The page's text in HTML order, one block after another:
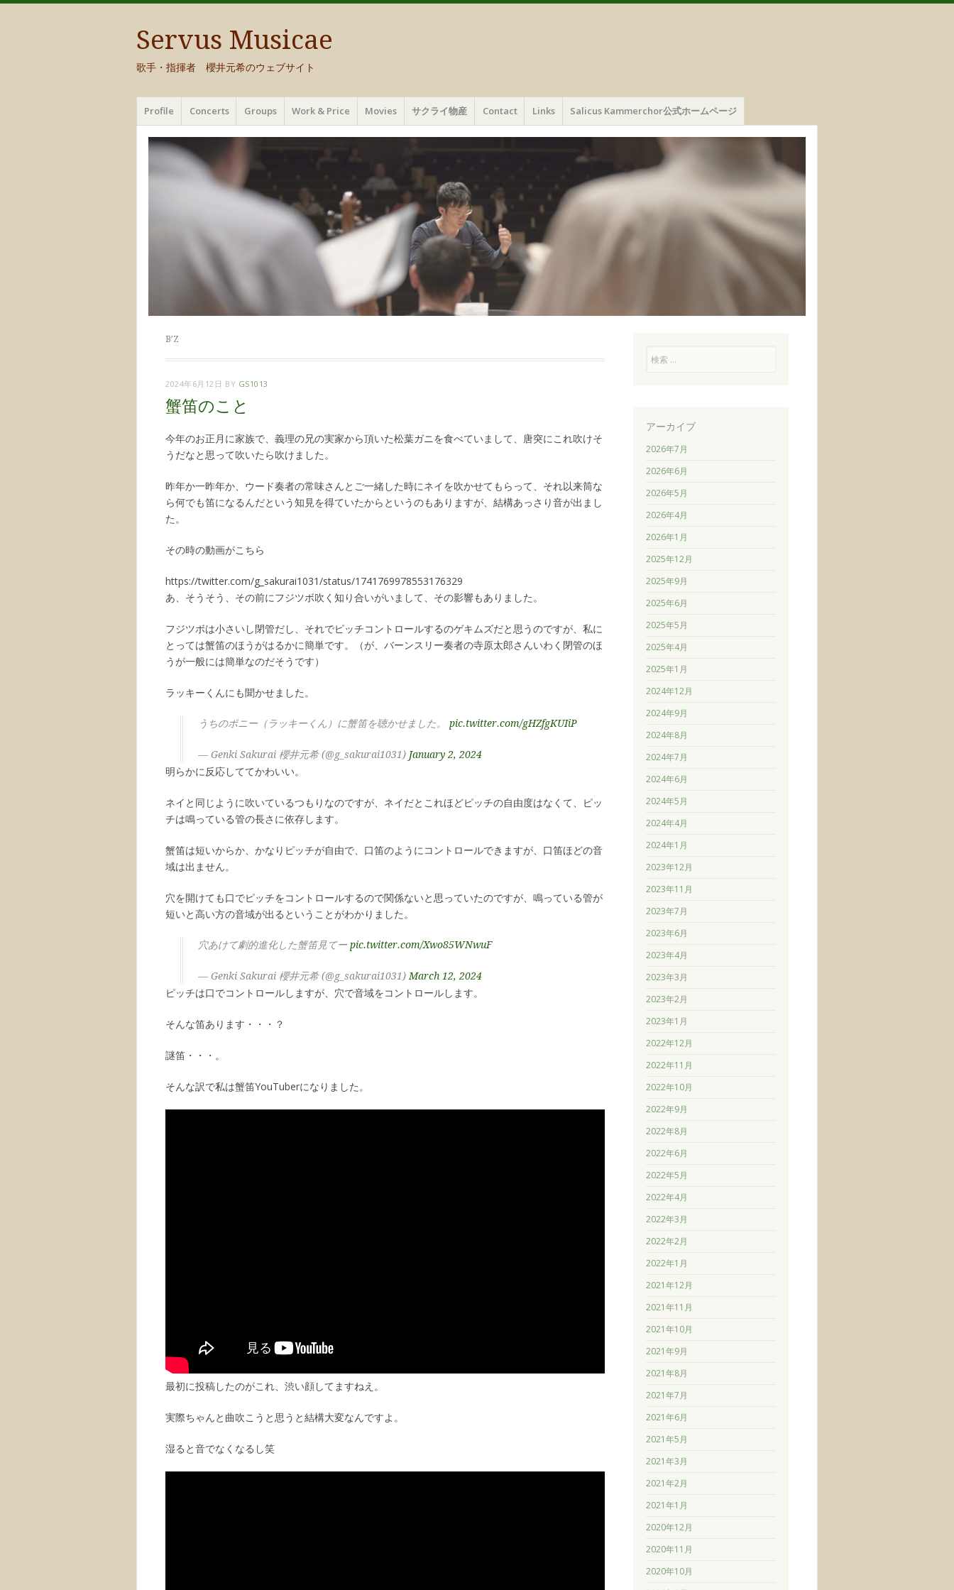
Servus Musicae
歌手・指揮者 櫻井元希のウェブサイト
メ
ニ
コ
ンProfile Concerts Groups Work & Price Movies サクライ物産 Contact Links Salicus Kammerchor公式ホームページ
B’Z
2024年6月12日 BY GS1013
蟹笛のこと
今年のお正月に家族で、義理の兄の実家から頂いた松葉ガニを食べていまして、唐突にこれ吹けそ
うだなと思って吹いたら吹けました。
昨年か一昨年か、ウード奏者の常味さんとご一緒した時にネイを吹かせてもらって、それ以来筒な
ら何でも笛になるんだという知見を得ていたからというのもありますが、結構あっさり音が出まし
た。
その時の動画がこちら
https://twitter.com/g_sakurai1031/status/1741769978553176329
あ、そうそう、その前にフジツボ吹く知り合いがいまして、その影響もありました。
フジツボは小さいし閉管だし、それでピッチコントロールするのゲキムズだと思うのですが、私に
とっては蟹笛のほうがはるかに簡単です。（が、バーンスリー奏者の寺原太郎さんいわく閉管のほ
うが一般には簡単なのだそうです）
ラッキーくんにも聞かせました。
うちのポニー（ラッキーくん）に蟹笛を聴かせました。 pic.twitter.com/gHZfgKUIiP
— Genki Sakurai 櫻井元希 (@g_sakurai1031) January 2, 2024
明らかに反応しててかわいい。
ネイと同じように吹いているつもりなのですが、ネイだとこれほどピッチの自由度はなくて、ピッ
チは鳴っている管の長さに依存します。
蟹笛は短いからか、かなりピッチが自由で、口笛のようにコントロールできますが、口笛ほどの音
域は出ません。
穴を開けても口でピッチをコントロールするので関係ないと思っていたのですが、鳴っている管が
短いと高い方の音域が出るということがわかりました。
穴あけて劇的進化した蟹笛見てー pic.twitter.com/Xwo85WNwuF
— Genki Sakurai 櫻井元希 (@g_sakurai1031) March 12, 2024
ピッチは口でコントロールしますが、穴で音域をコントロールします。
そんな笛あります・・・？
謎笛・・・。
そんな訳で私は蟹笛YouTuberになりました。
最初に投稿したのがこれ、渋い顔してますねえ。
実際ちゃんと曲吹こうと思うと結構大変なんですよ。
湿ると音でなくなるし笑
索
アーカイブ
2026年7月
2026年6月
2026年5月
2026年4月
2026年1月
2025年12月
2025年9月
2025年6月
2025年5月
2025年4月
2025年1月
2024年12月
2024年9月
2024年8月
2024年7月
2024年6月
2024年5月
2024年4月
2024年1月
2023年12月
2023年11月
2023年7月
2023年6月
2023年4月
2023年3月
2023年2月
2023年1月
2022年12月
2022年11月
2022年10月
2022年9月
2022年8月
2022年6月
2022年5月
2022年4月
2022年3月
2022年2月
2022年1月
2021年12月
2021年11月
2021年10月
2021年9月
2021年8月
2021年7月
2021年6月
2021年5月
2021年3月
2021年2月
2021年1月
2020年12月
2020年11月
2020年10月